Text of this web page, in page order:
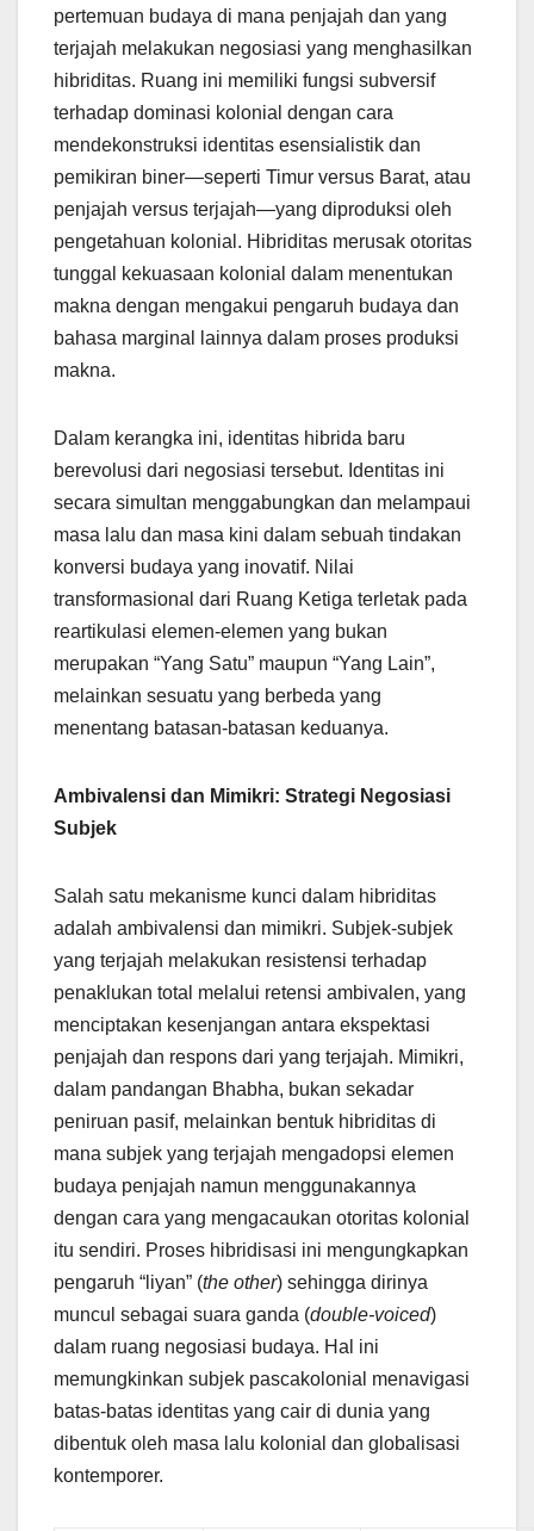
pertemuan budaya di mana penjajah dan yang
terjajah melakukan negosiasi yang menghasilkan
hibriditas. Ruang ini memiliki fungsi subversif
terhadap dominasi kolonial dengan cara
mendekonstruksi identitas esensialistik dan
pemikiran biner—seperti Timur versus Barat, atau
penjajah versus terjajah—yang diproduksi oleh
pengetahuan kolonial. Hibriditas merusak otoritas
tunggal kekuasaan kolonial dalam menentukan
makna dengan mengakui pengaruh budaya dan
bahasa marginal lainnya dalam proses produksi
makna.
Dalam kerangka ini, identitas hibrida baru
berevolusi dari negosiasi tersebut. Identitas ini
secara simultan menggabungkan dan melampaui
masa lalu dan masa kini dalam sebuah tindakan
konversi budaya yang inovatif. Nilai
transformasional dari Ruang Ketiga terletak pada
reartikulasi elemen-elemen yang bukan
merupakan “Yang Satu” maupun “Yang Lain”,
melainkan sesuatu yang berbeda yang
menentang batasan-batasan keduanya.
Ambivalensi dan Mimikri: Strategi Negosiasi
Subjek
Salah satu mekanisme kunci dalam hibriditas
adalah ambivalensi dan mimikri. Subjek-subjek
yang terjajah melakukan resistensi terhadap
penaklukan total melalui retensi ambivalen, yang
menciptakan kesenjangan antara ekspektasi
penjajah dan respons dari yang terjajah. Mimikri,
dalam pandangan Bhabha, bukan sekadar
peniruan pasif, melainkan bentuk hibriditas di
mana subjek yang terjajah mengadopsi elemen
budaya penjajah namun menggunakannya
dengan cara yang mengacaukan otoritas kolonial
itu sendiri. Proses hibridisasi ini mengungkapkan
pengaruh “liyan” (the other) sehingga dirinya
muncul sebagai suara ganda (double-voiced)
dalam ruang negosiasi budaya. Hal ini
memungkinkan subjek pascakolonial menavigasi
batas-batas identitas yang cair di dunia yang
dibentuk oleh masa lalu kolonial dan globalisasi
kontemporer.